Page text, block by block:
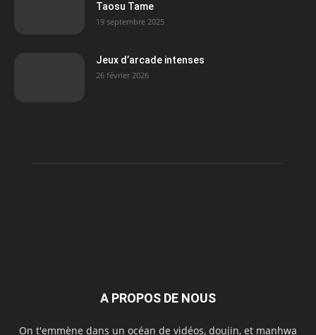
Taosu Tame
19 septembre 2025
Jeux d’arcade intenses
26 février 2026
A PROPOS DE NOUS
On t'emmène dans un océan de vidéos, doujin, et manhwa